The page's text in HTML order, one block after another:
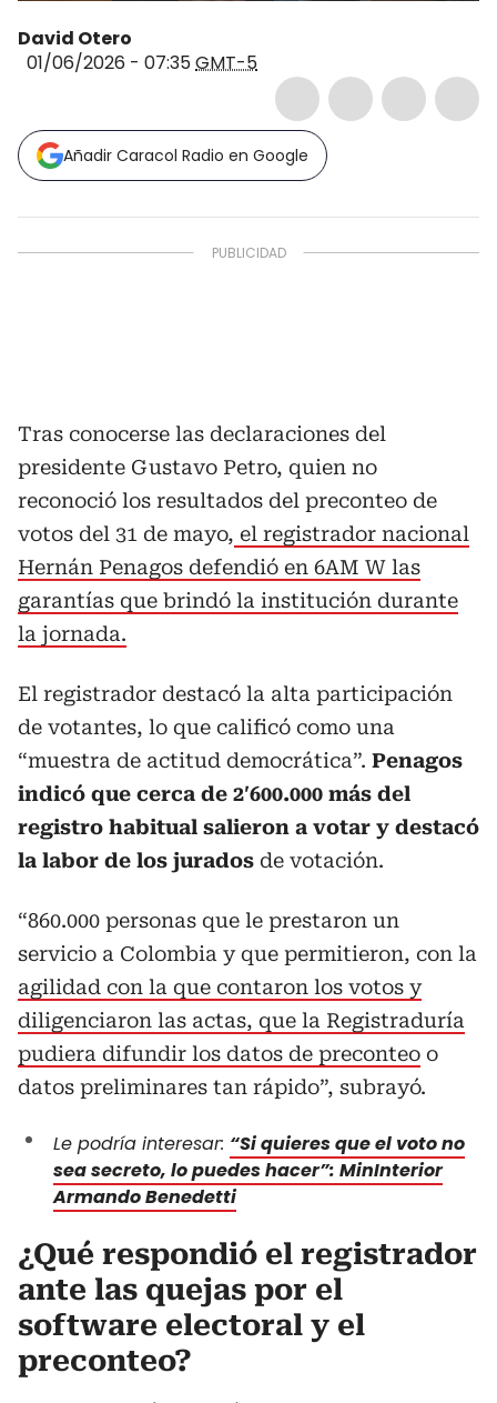
David Otero
01/06/2026 - 07:35GMT-5
Añadir Caracol Radio en Google
Tras conocerse las declaraciones del
presidente Gustavo Petro, quien no
reconoció los resultados del preconteo de
votos del 31 de mayo, el registrador nacional
Hernán Penagos defendió en 6AM W las
garantías que brindó la institución durante
la jornada.
El registrador destacó la alta participación
de votantes, lo que calificó como una
“muestra de actitud democrática”. Penagos
indicó que cerca de 2′600.000 más del
registro habitual salieron a votar y destacó
la labor de los jurados de votación.
“860.000 personas que le prestaron un
servicio a Colombia y que permitieron, con la
agilidad con la que contaron los votos y
diligenciaron las actas, que la Registraduría
pudiera difundir los datos de preconteo o
datos preliminares tan rápido”, subrayó.
Le podría interesar: “Si quieres que el voto no
sea secreto, lo puedes hacer”: MinInterior
Armando Benedetti
¿Qué respondió el registrador
ante las quejas por el
software electoral y el
preconteo?